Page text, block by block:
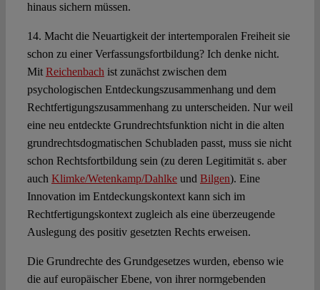
hinaus sichern müssen.
14. Macht die Neuartigkeit der intertemporalen Freiheit sie
schon zu einer Verfassungsfortbildung? Ich denke nicht.
Mit Reichenbach ist zunächst zwischen dem
psychologischen Entdeckungszusammenhang und dem
Rechtfertigungszusammenhang zu unterscheiden. Nur weil
eine neu entdeckte Grundrechtsfunktion nicht in die alten
grundrechtsdogmatischen Schubladen passt, muss sie nicht
schon Rechtsfortbildung sein (zu deren Legitimität s. aber
auch Klimke/Wetenkamp/Dahlkeund Bilgen). Eine
Innovation im Entdeckungskontext kann sich im
Rechtfertigungskontext zugleich als eine überzeugende
Auslegung des positiv gesetzten Rechts erweisen.
Die Grundrechte des Grundgesetzes wurden, ebenso wie
die auf europäischer Ebene, von ihrer normgebenden